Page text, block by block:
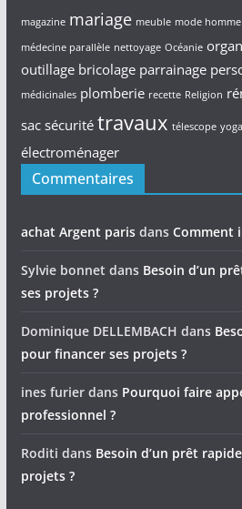
magazine mariage meuble mode homme
médecine parallèle nettoyage Océanie
outillage bricolage parrainage
médicinales plomberie recette Religion
sac sécurité travaux télescope yoga
électroménager
Commentaires
achat Argent parisdans Comment
Sylvie bonnet dans Besoin d’un
ses projets ?
Dominique DELLEMBACH dans
pour financer ses projets ?
ines furierdans Pourquoi faire
professionnel ?
Roditi dans Besoin d’un prêt
projets ?